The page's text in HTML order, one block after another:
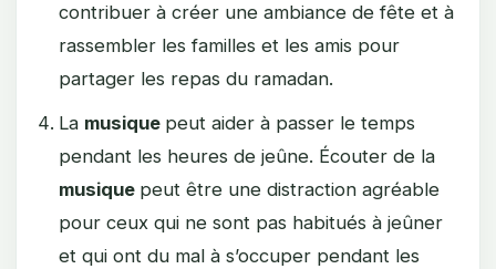
contribuer à créer une ambiance de fête et à
rassembler les familles et les amis pour
partager les repas du ramadan.
La musique peut aider à passer le temps
pendant les heures de jeûne. Écouter de la
musique peut être une distraction agréable
pour ceux qui ne sont pas habitués à jeûner
et qui ont du mal à s’occuper pendant les